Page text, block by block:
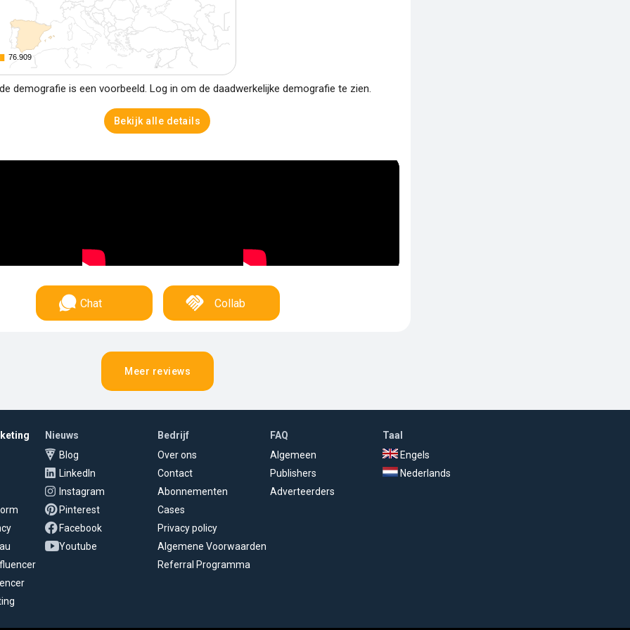
76.909
76.909
demografie is een voorbeeld. Log in om de daadwerkelijke demografie te zien.
Bekijk alle details
Chat Collab
Meer reviews
Nieuws
Blog
LinkedIn
Instagram
Pinterest
Facebook
Youtube
Bedrijf
Over ons
Contact
Abonnementen
Cases
Privacy policy
Algemene Voorwaarden
Referral Programma
FAQ
Algemeen
Publishers
Adverteerders
Taal
Engels
Nederlands